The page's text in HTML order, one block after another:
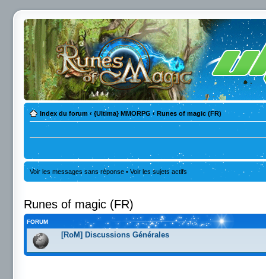
Index du forum ‹ {Ultima} MMORPG ‹ Runes of magic (FR)
Voir les messages sans réponse • Voir les sujets actifs
Runes of magic (FR)
FORUM
[RoM] Discussions Générales